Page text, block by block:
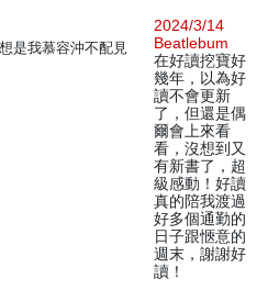
是我慕容沖不配見
2024/3/14
Beatlebum
在好讀挖寶好
幾年，以為好
讀不會更新
了，但還是偶
爾會上來看
看，沒想到又
有新書了，超
級感動！好讀
真的陪我渡過
好多個通勤的
日子跟愜意的
週末，謝謝好
讀！